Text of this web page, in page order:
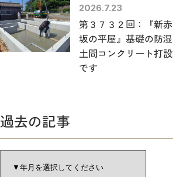
2026.7.23
第３７３２回：『新赤
坂の平屋』基礎の防湿
土間コンクリート打設
です
過去の記事